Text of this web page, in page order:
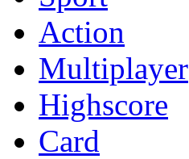
Action
Multiplayer
Highscore
Card